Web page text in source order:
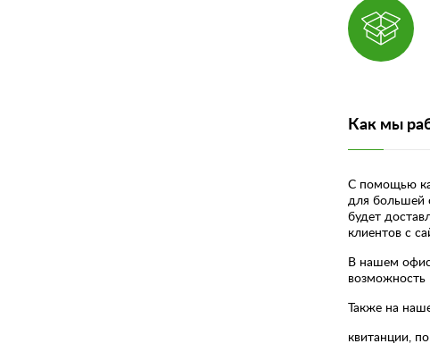
Как мы
С помощью
для большей
будет
клиентов с
В нашем
возможность
Также на
квитанции,